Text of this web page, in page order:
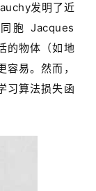
发明了近
胞 Jacques
的物体（如地
易。然而，
习算法损失函